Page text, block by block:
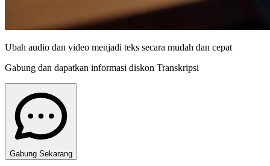
Ubah audio dan video menjadi teks secara mudah dan cepat
Gabung dan dapatkan informasi diskon Transkripsi
Gabung Sekarang